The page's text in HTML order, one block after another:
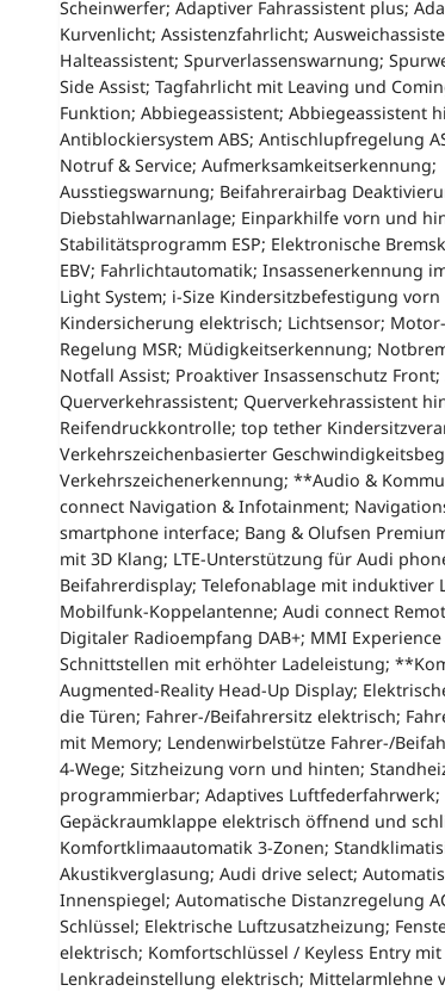
Scheinwerfer; Adaptiver Fahrassistent plus;
Kurvenlicht; Assistenzfahrlicht;
Halteassistent; Spurverlassenswarnung;
Side Assist; Tagfahrlicht mit Leaving und
Funktion; Abbiegeassistent; Abbiegeassistent
Antiblockiersystem ABS; Antischlupfregelung
Notruf & Service; Aufmerksamkeitserkennung;
Ausstiegswarnung; Beifahrerairbag
Diebstahlwarnanlage; Einparkhilfe vorn und
Stabilitätsprogramm ESP; Elektronische
EBV; Fahrlichtautomatik; Insassenerkennung
Light System; i-Size Kindersitzbefestigung
Kindersicherung elektrisch; Lichtsensor;
Regelung MSR; Müdigkeitserkennung;
Notfall Assist; Proaktiver Insassenschutz Front;
Querverkehrassistent; Querverkehrassistent
Reifendruckkontrolle; top tether
Verkehrszeichenbasierter
Verkehrszeichenerkennung; **Audio &
connect Navigation & Infotainment;
smartphone interface; Bang & Olufsen
mit 3D Klang; LTE-Unterstützung für Audi
Beifahrerdisplay; Telefonablage mit induktiver
Mobilfunk-Koppelantenne; Audi connect
Digitaler Radioempfang DAB+; MMI Experience
Schnittstellen mit erhöhter Ladeleistung;
Augmented-Reality Head-Up Display;
die Türen; Fahrer-/Beifahrersitz elektrisch;
mit Memory; Lendenwirbelstütze Fahrer-/
4-Wege; Sitzheizung vorn und hinten;
programmierbar; Adaptives Luftfederfahrwerk;
Gepäckraumklappe elektrisch öffnend und
Komfortklimaautomatik 3-Zonen;
Akustikverglasung; Audi drive select;
Innenspiegel; Automatische Distanzregelung
Schlüssel; Elektrische Luftzusatzheizung;
elektrisch; Komfortschlüssel / Keyless Entry mit
Lenkradeinstellung elektrisch; Mittelarmlehne